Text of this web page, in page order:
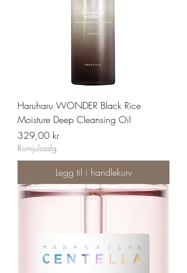
Haruharu WONDER Black Rice
Moisture Deep Cleansing Oil
Pris
329,00 kr
Romjulssalg
Legg til i handlekurv